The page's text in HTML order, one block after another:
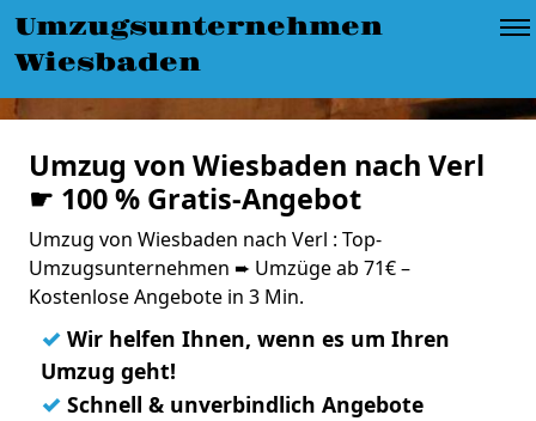
Umzugsunternehmen
Wiesbaden
Umzug von Wiesbaden nach Verl
☛ 100 % Gratis-Angebot
Umzug von Wiesbaden nach Verl : Top-
Umzugsunternehmen ➨ Umzüge ab 71€ –
Kostenlose Angebote in 3 Min.
✓ Wir helfen Ihnen, wenn es um Ihren
Umzug geht!
✓ Schnell & unverbindlich Angebote